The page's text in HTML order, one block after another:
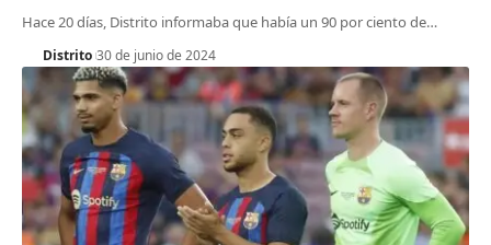
Hace 20 días, Distrito informaba que había un 90 por ciento de…
Distrito 30 de junio de 2024